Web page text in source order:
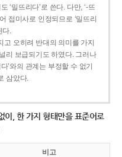
‘밀뜨리다’로 쓴다. 다만, ‘-뜨
접미사로 인정되므로 ‘밀뜨리
다.
고 오히려 반대의 의미를 가지
리 보급되기도 하였다. 그러나
’와의 관계는 부정할 수 없기
삼았다.
이, 한 가지 형태만을 표준어로
비고